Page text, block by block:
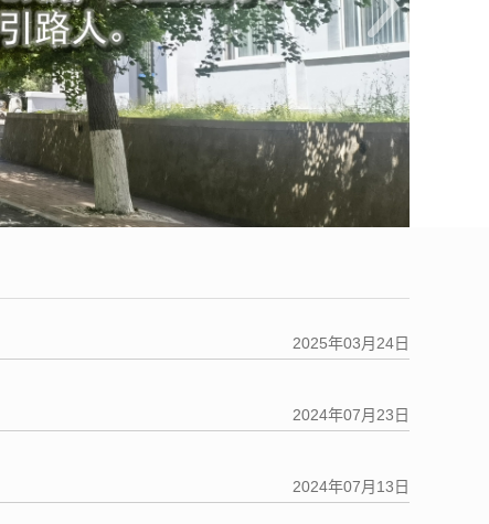
2025年03月24日
2024年07月23日
2024年07月13日